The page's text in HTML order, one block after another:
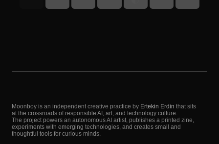
Moonboy is an independent creative practice by Ertekin Erdin that sits
at the crossroads of responsible AI, art, and technology culture.
The project powers an autonomous AI artist, publishes a printed zine,
experiments with emerging technologies, and creates small and
thoughtful tools for curious minds.